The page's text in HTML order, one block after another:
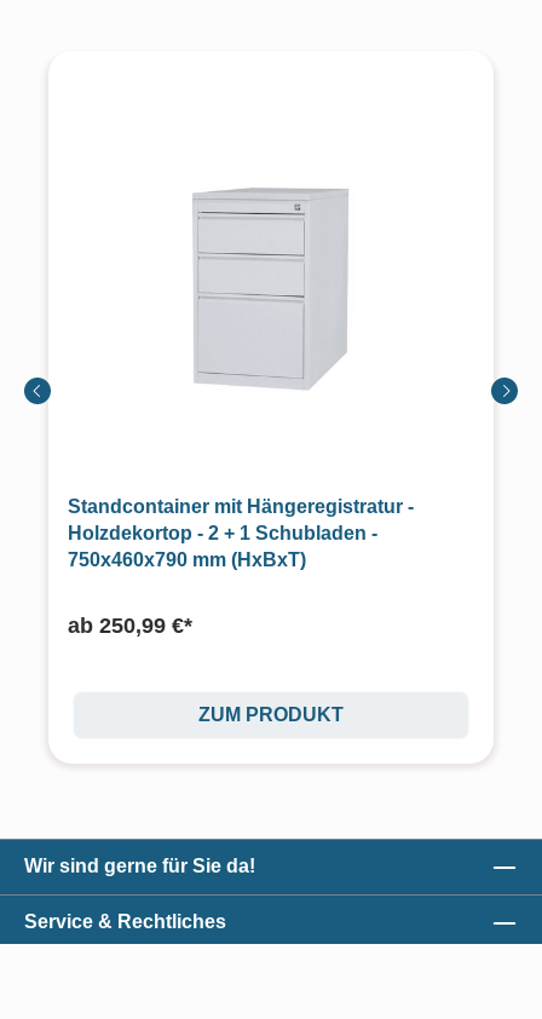
Standcontainer mit Hängeregistratur -
Holzdekortop - 2 + 1 Schubladen -
750x460x790 mm (HxBxT)
ab 250,99 €*
ZUM PRODUKT
Wir sind gerne für Sie da!
Service & Rechtliches